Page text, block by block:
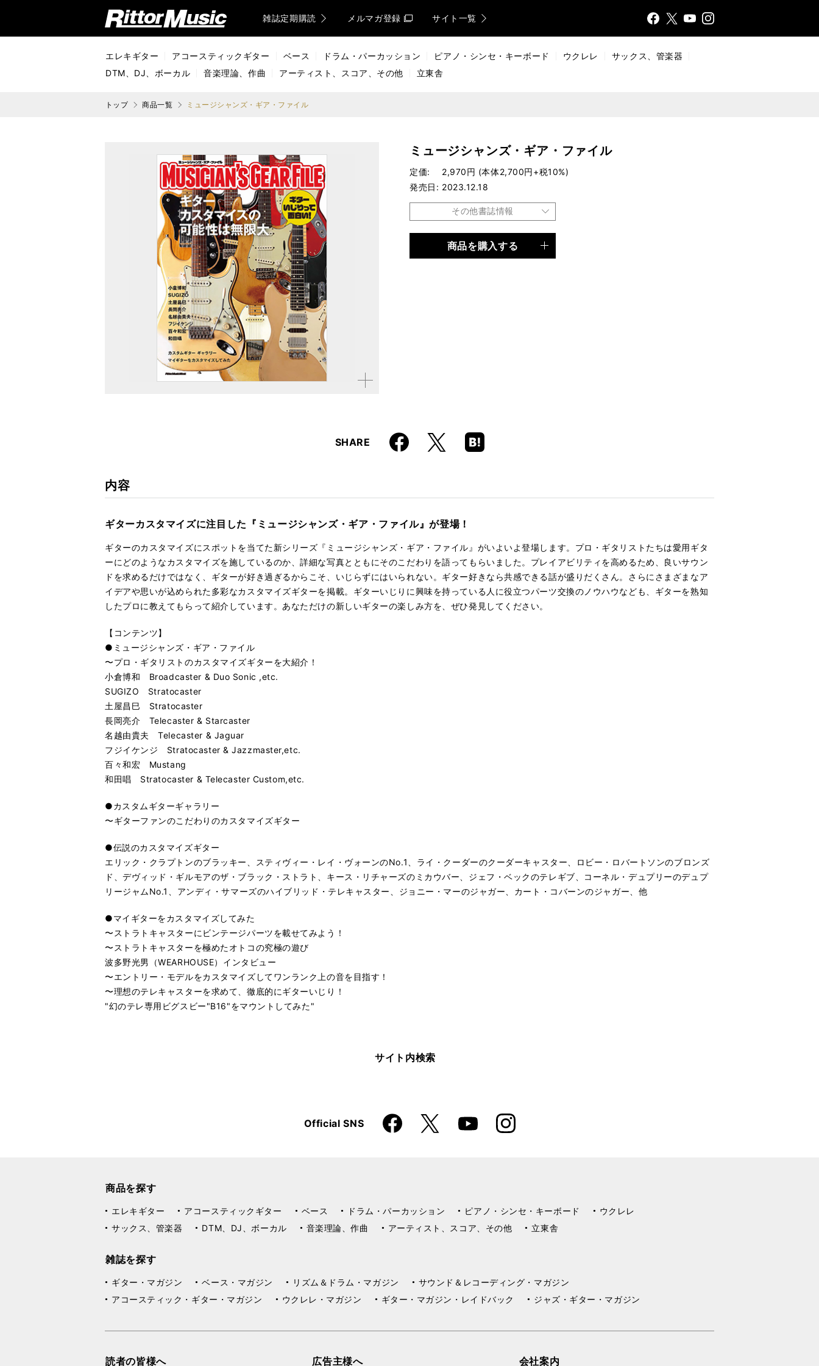
リットーミュージック (Rittor Music) 雑誌定期購読 メルマガ登録 サイト一覧
FaceX
YouTInsta
エレキギター アコースティックギター ベース ドラム・パーカッション ピアノ・シンセ・キーボード ウクレレ
サックス、管楽器
DTM、DJ、ボーカル
音楽理論、作曲 アーティスト、スコア、その他 立東舎
トップ 商品一覧 ミュージシャンズ・ギア・ファイル
拡大す
ミュージシャンズ・ギア・ファイル
定価
2,970円 (本体2,700円+税10%)
発売日
2023.12.18
その他書誌情報
ムック
商品を購入する
SHARE Faceboo
k
X
Hatena
Boo
内容
ギターカスタマイズに注目した『ミュージシャンズ・ギア・ファイル』が登場！
ギターのカスタマイズにスポットを当てた新シリーズ『ミュージシャンズ・ギア・ファイル』がいよいよ登場します。プロ・ギタリストたちは愛用ギタ
ーにどのようなカスタマイズを施しているのか、詳細な写真とともにそのこだわりを語ってもらいました。プレイアビリティを高めるため、良いサウン
ドを求めるだけではなく、ギターが好き過ぎるからこそ、いじらずにはいられない。ギター好きなら共感できる話が盛りだくさん。さらにさまざまなア
イデアや思いが込められた多彩なカスタマイズギターを掲載。ギターいじりに興味を持っている人に役立つパーツ交換のノウハウなども、ギターを熟知
したプロに教えてもらって紹介しています。あなただけの新しいギターの楽しみ方を、ぜひ発見してください。
【コンテンツ】
●ミュージシャンズ・ギア・ファイル
〜プロ・ギタリストのカスタマイズギターを大紹介！
小倉博和 Broadcaster & Duo Sonic ,etc.
SUGIZO Stratocaster
土屋昌巳 Stratocaster
長岡亮介 Telecaster & Starcaster
名越由貴夫 Telecaster & Jaguar
フジイケンジ Stratocaster & Jazzmaster,etc.
百々和宏 Mustang
和田唱 Stratocaster & Telecaster Custom,etc.
●カスタムギターギャラリー
〜ギターファンのこだわりのカスタマイズギター
●伝説のカスタマイズギター
エリック・クラプトンのブラッキー、スティヴィー・レイ・ヴォーンのNo.1、ライ・クーダーのクーダーキャスター、ロビー・ロバートソンのブロンズ
ド、デヴィッド・ギルモアのザ・ブラック・ストラト、キース・リチャーズのミカウバー、ジェフ・ベックのテレギブ、コーネル・デュプリーのデュプ
リージャムNo.1、アンディ・サマーズのハイブリッド・テレキャスター、ジョニー・マーのジャガー、カート・コバーンのジャガー、他
●マイギターをカスタマイズしてみた
〜ストラトキャスターにビンテージパーツを載せてみよう！
〜ストラトキャスターを極めたオトコの究極の遊び
波多野光男（WEARHOUSE）インタビュー
〜エントリー・モデルをカスタマイズしてワンランク上の音を目指す！
〜理想のテレキャスターを求めて、徹底的にギターいじり！
"幻のテレ専用ビグスビー"B16"をマウントしてみた"
サイト内検索
Official SNSFaceboo
k
X YouTube Instagra
m
商品を探す
エレキギター アコースティックギター ベース ドラム・パーカッション ピアノ・シンセ・キーボード
ウクレレ
サックス、管楽器
DTM、DJ、ボーカル 音楽理論、作曲 アーティスト、スコア、その他 立東舎
雑誌を探す
ギター・マガジン ベース・マガジン リズム＆ドラム・マガジン
サウンド＆レコーディング・マガジン
アコースティック・ギター・マガジン
ウクレレ・マガジン ギター・マガジン・レイドバック ジャズ・ギター・マガジン
読者の皆様へ 広告主様へ 会社案内